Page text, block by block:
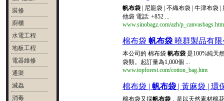
裝修
廚櫃
水電工程
地板工程
電器維修
通渠
滅蟲
消毒
帆布袋 | 尼龍袋 | 不織布袋 | 牛津布袋
他袋 電話: +852 ...
www.sinobagz.com/azh/
棉布袋 帆布袋 曉群製品有
本公司的 棉布袋 帆布袋 是100%純天
袋類。起訂量為1,000個 ...
www.topforest.com/cotton_bag.htm
棉布袋 | 帆布袋 | 黃麻袋 | 環
棉布袋又採帆布袋 ﹐是以天然素材棉